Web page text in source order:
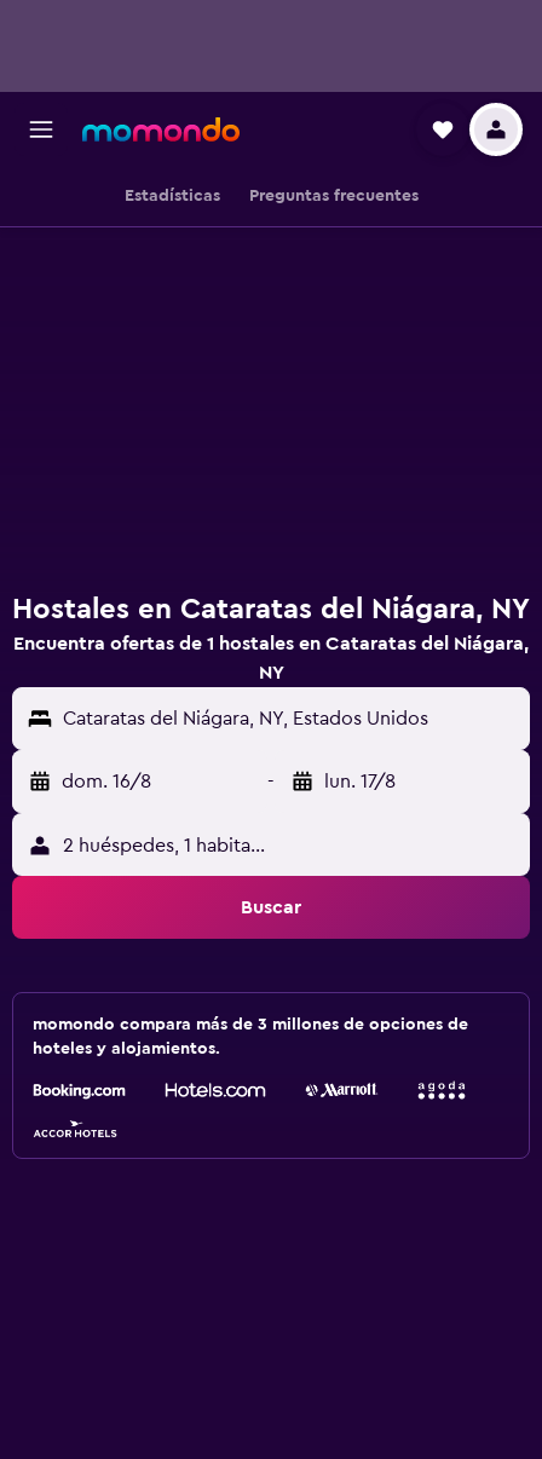
Estadísticas Preguntas frecuentes
Hostales en Cataratas del Niágara, NY
Encuentra ofertas de 1 hostales en Cataratas del Niágara,
NY
Cataratas del Niágara, NY, Estados Unidos
dom. 16/8 - lun. 17/8
2 huéspedes, 1 habitación
Buscar
momondo compara más de 3 millones de opciones de
hoteles y alojamientos.